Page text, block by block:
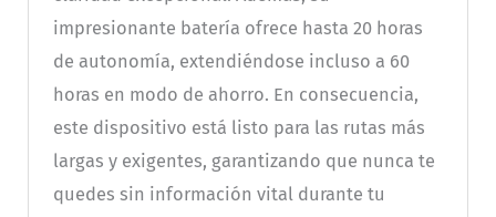
impresionante batería ofrece hasta 20 horas
de autonomía, extendiéndose incluso a 60
horas en modo de ahorro. En consecuencia,
este dispositivo está listo para las rutas más
largas y exigentes, garantizando que nunca te
quedes sin información vital durante tu